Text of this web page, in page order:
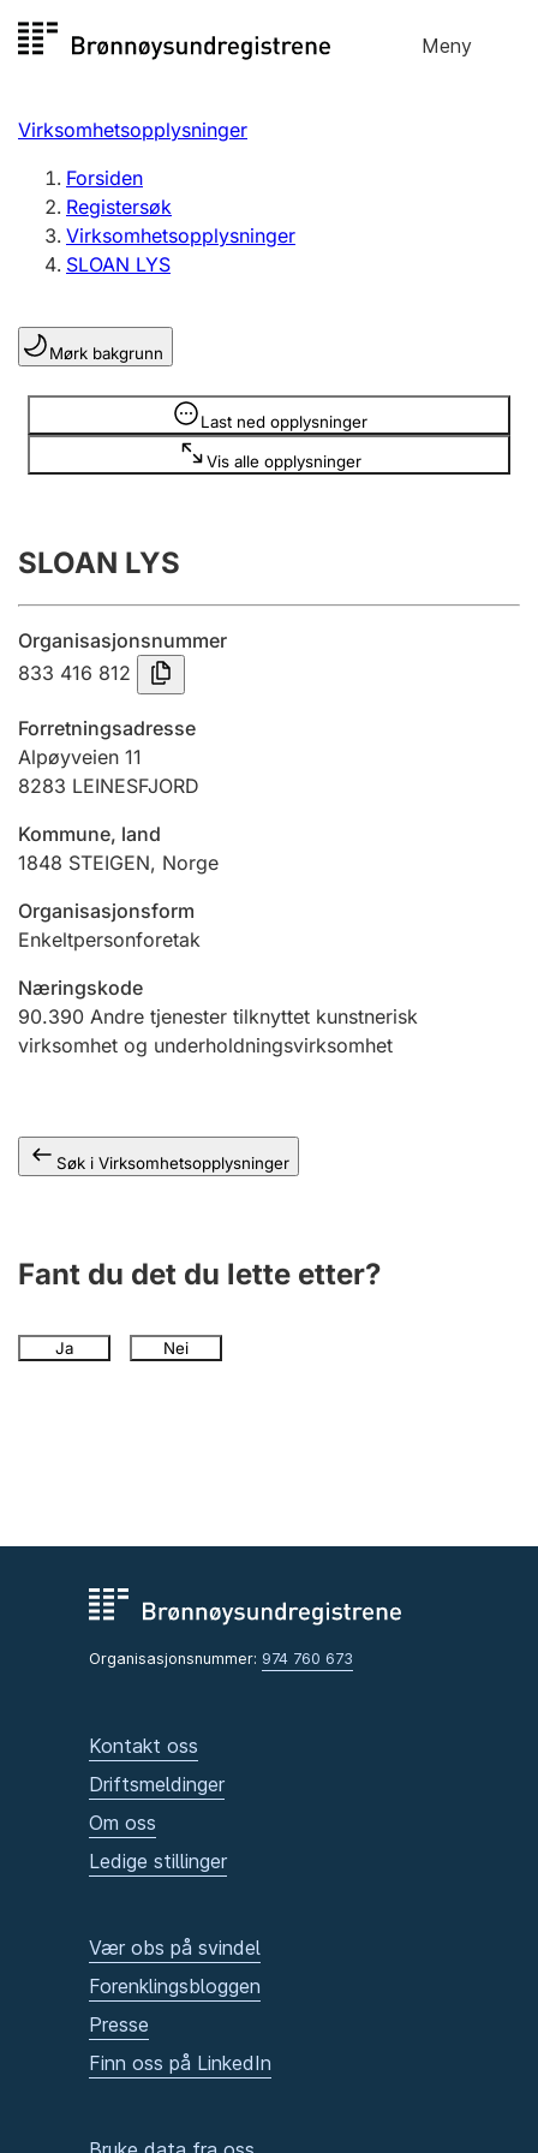
til
Meny
Registersøk
Aksjeselskap
Enkeltpersonforetak
Registrere, endre, slette
Lag og forening
Registrere, endre, slette
Årsregnskap
Innsending og forsinkelsesgebyr
Tinglysing
Jeger
Ektepaktveileder
Offentlig sektor
Virksomhetsopplysninger
Forsiden
Registersøk
Virksomhetsopplysninger
SLOAN LYS
Mørk bakgrunn
Last ned opplysninger
Vis alle opplysninger
Opplysninger er skjult
SLOAN LYS
Organisasjonsnummer
833 416 812
Forretningsadresse
Alpøyveien 11
8283 LEINESFJORD
Kommune, land
1848 STEIGEN, Norge
Organisasjonsform
Enkeltpersonforetak
Næringskode
90.390 Andre tjenester tilknyttet kunstnerisk
virksomhet og underholdningsvirksomhet
Søk i Virksomhetsopplysninger
Fant du det du lette etter?
Ja Nei
Organisasjonsnummer: 974 760 673
Kontakt oss
Driftsmeldinger
Om oss
Ledige stillinger
Vær obs på svindel
Forenklingsbloggen
Presse
Finn oss på LinkedIn